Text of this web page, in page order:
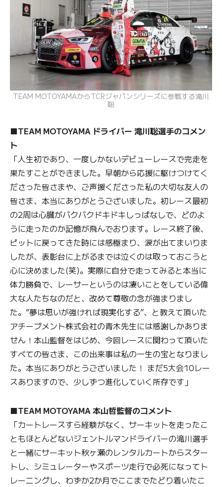
TEAM MOTOYAMAからTCRジャパンシリーズに参戦する滝川
聡
■TEAM MOTOYAMA ドライバー 滝川聡選手のコメン
ト
「人生初であり、一度しかないデビューレースで完走を
果たすことができました。早朝から応援に駆けつけてく
ださった皆さまや、ご声援くださった私の大切な友人の
皆さま、本当にありがとうございました。初レース最初
の2周は心臓がバクバクドキドキしっぱなしで、どのよ
うに走ったのか記憶が飛んでおります。レース終了後、
ピットに戻ってきた時には感極まり、涙が出てまいりま
したが、表彰台に上がるまでは泣くのは取っておこうと
心に決めました(笑)。実際に自分で走ってみると本当に
体力勝負で、レーサーというのは凄いことをしている偉
大な人たちなのだと、改めて尊敬の念が強まりまし
た。“夢は思いが強ければ現実化する”、と教えて頂いた
アチーブメント株式会社の青木先生には感謝しかありま
せん！本山監督をはじめ、今回レースに関わって頂いた
すべての皆さま、この出来事は私の一生の宝となりまし
た。本当にありがとうございました！ まだ5大会10レー
スありますので、少しずつ進化していく所存です」
■TEAM MOTOYAMA 本山哲監督のコメント
「カートレースすら経験がなく、サーキットを走ったこ
ともほとんどないジェントルマンドライバーの滝川選手
と一緒にサーキット秋ヶ瀬のレンタルカートからスター
トし、シミュレーターやスポーツ走行で必死になってト
レーニングし、わずか2か月でここまでたどり着いたこ